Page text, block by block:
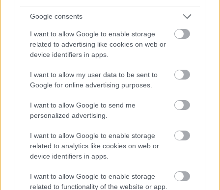
Google consents
I want to allow Google to enable storage
related to advertising like cookies on web or
device identifiers in apps.
I want to allow my user data to be sent to
Google for online advertising purposes.
I want to allow Google to send me
personalized advertising.
I want to allow Google to enable storage
related to analytics like cookies on web or
device identifiers in apps.
I want to allow Google to enable storage
related to functionality of the website or app.
Για να προσθέσεις το σχόλιο
σου πρέπει να συνδεθείς
στο my gazzetta!
Εγγραφή Σύνδεση
Πρόσφατα
basketovazelo...
την πλάτη και να φύγει.. δεν ακούστηκε και τόσο